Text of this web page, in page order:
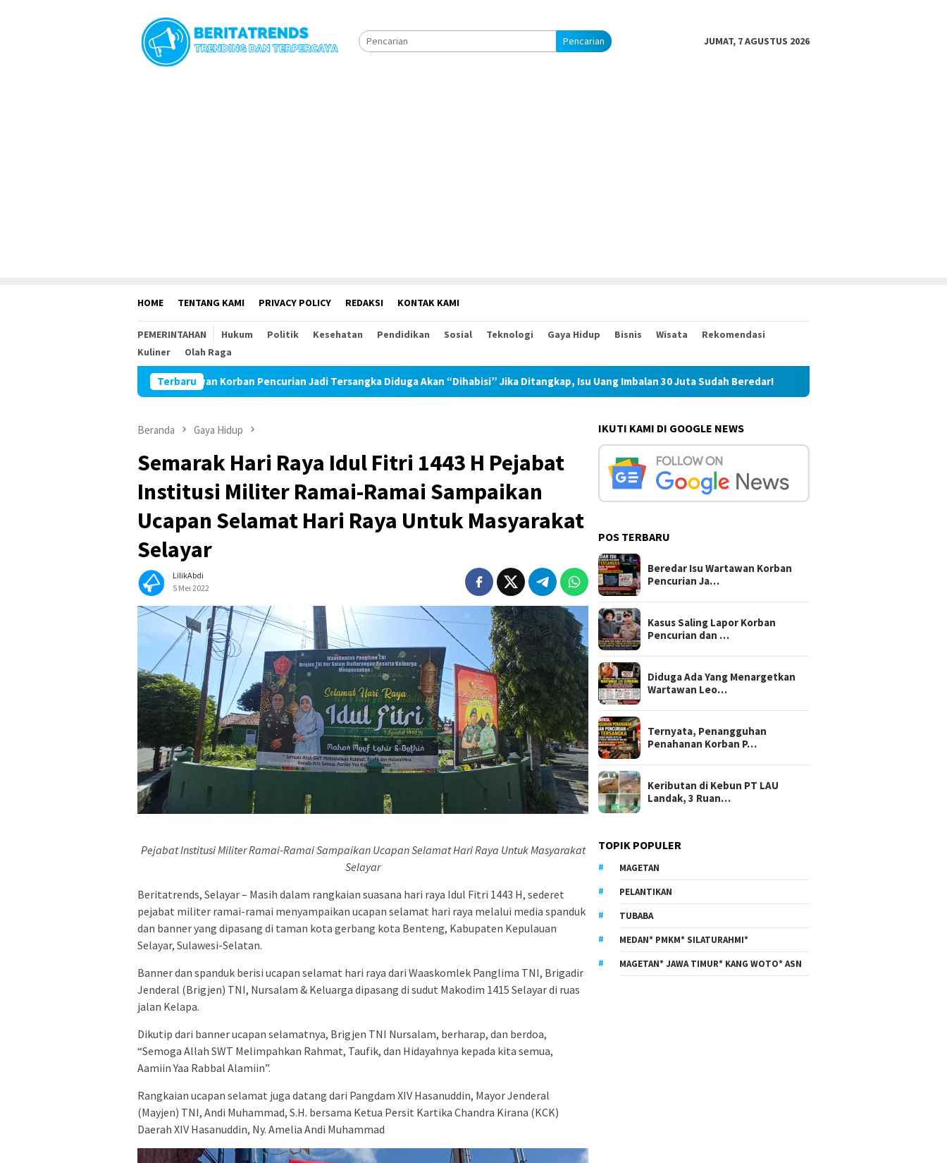
Pencarian JUMAT, 7 AGUSTUS 2026
HOME TENTANG KAMI PRIVACY POLICY REDAKSI KONTAK KAMI
PEMERINTAHAN Hukum Politik Kesehatan Pendidikan Sosial Teknologi Gaya Hidup Bisnis Wisata
Rekomendasi
Kuliner
Olah Raga
Terbaru
Isu Wartawan Korban Pencurian Jadi Tersangka Diduga Akan “Dihabisi” Jika Ditangkap, Isu Uang Imbalan 30 Juta Sudah Beredar! Kasus Saling Lapor Korban Pencurian dan
Beranda Gaya Hidup
Semarak Hari Raya Idul Fitri 1443 H Pejabat
Institusi Militer Ramai-Ramai Sampaikan
Ucapan Selamat Hari Raya Untuk Masyarakat
Selayar
LilikAbdi
5 Mei 2022
Pejabat Institusi Militer Ramai-Ramai Sampaikan Ucapan Selamat Hari Raya Untuk Masyarakat
Selayar
Beritatrends, Selayar – Masih dalam rangkaian suasana hari raya Idul Fitri 1443 H, sederet
pejabat militer ramai-ramai menyampaikan ucapan selamat hari raya melalui media spanduk
dan banner yang dipasang di taman kota gerbang kota Benteng, Kabupaten Kepulauan
Selayar, Sulawesi-Selatan.
Banner dan spanduk berisi ucapan selamat hari raya dari Waaskomlek Panglima TNI, Brigadir
Jenderal (Brigjen) TNI, Nursalam & Keluarga dipasang di sudut Makodim 1415 Selayar di ruas
jalan Kelapa.
Dikutip dari banner ucapan selamatnya, Brigjen TNI Nursalam, berharap, dan berdoa,
“Semoga Allah SWT Melimpahkan Rahmat, Taufik, dan Hidayahnya kepada kita semua,
Aamiin Yaa Rabbal Alamiin”.
Rangkaian ucapan selamat juga datang dari Pangdam XIV Hasanuddin, Mayor Jenderal
(Mayjen) TNI, Andi Muhammad, S.H. bersama Ketua Persit Kartika Chandra Kirana (KCK)
Daerah XIV Hasanuddin, Ny. Amelia Andi Muhammad
IKUTI KAMI DI GOOGLE NEWS
POS TERBARU
Beredar Isu Wartawan Korban
Pencurian Ja…
Kasus Saling Lapor Korban
Pencurian dan …
Diduga Ada Yang Menargetkan
Wartawan Leo…
Ternyata, Penangguhan
Penahanan Korban P…
Keributan di Kebun PT LAU
Landak, 3 Ruan…
TOPIK POPULER
MAGETAN
PELANTIKAN
TUBABA
MEDAN* PMKM* SILATURAHMI*
MAGETAN* JAWA TIMUR* KANG WOTO* ASN